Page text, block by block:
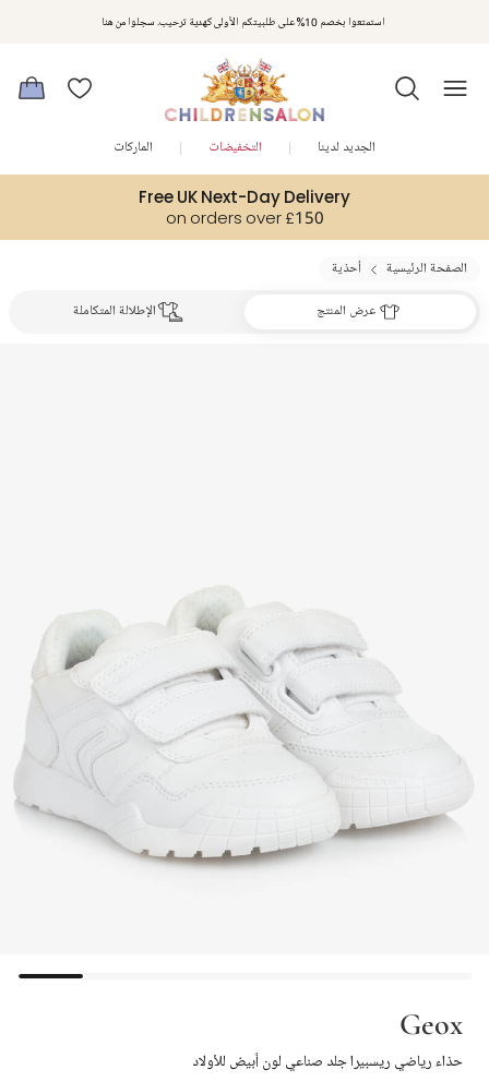
استمتعوا بخصم 10% على طلبيتكم الأولى كهدية ترحيب. سجلوا من هنا
Free UK Next-Day Delivery
on orders over £150
الجديد لدينا التخفيضات الماركات
الصفحة الرئيسية أحذية
عرض المنتج الإطلالة المتكاملة
Geox
حذاء رياضي ريسبيرا جلد صناعي لون أبيض للأولاد